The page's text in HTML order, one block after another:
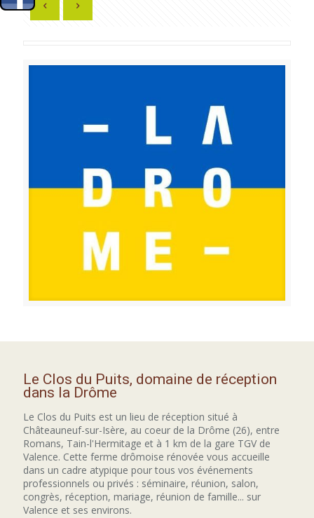
Le Clos du Puits, domaine de réception
dans la Drôme
Le Clos du Puits est un lieu de réception situé à
Châteauneuf-sur-Isère, au coeur de la Drôme (26), entre
Romans, Tain-l'Hermitage et à 1 km de la gare TGV de
Valence. Cette ferme drômoise rénovée vous accueille
dans un cadre atypique pour tous vos événements
professionnels ou privés : séminaire, réunion, salon,
congrès, réception, mariage, réunion de famille... sur
Valence et ses environs.